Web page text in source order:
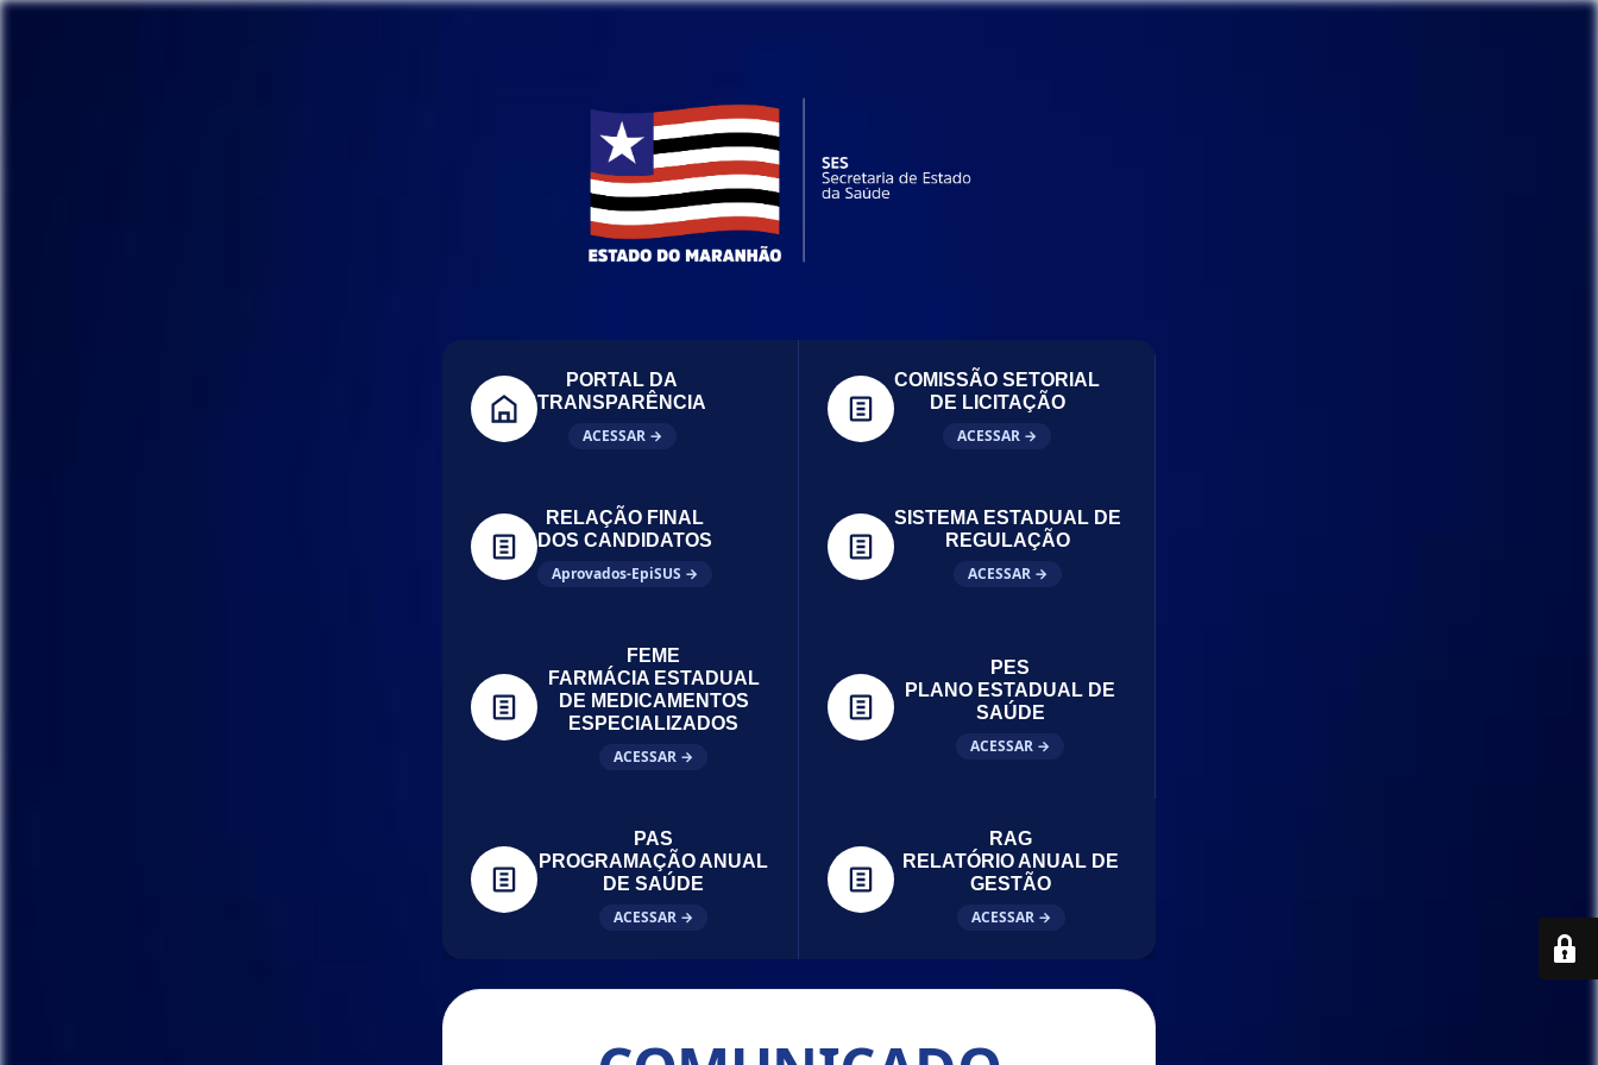
PORTAL DA
TRANSPARÊNCIA
ACESSAR →
COMISSÃO SETORIAL
DE LICITAÇÃO
ACESSAR →
RELAÇÃO FINAL
DOS CANDIDATOS
Aprovados-EpiSUS →
SISTEMA ESTADUAL DE
REGULAÇÃO
ACESSAR →
FEME
FARMÁCIA ESTADUAL
DE MEDICAMENTOS
ESPECIALIZADOS
ACESSAR →
PES
PLANO ESTADUAL DE
SAÚDE
ACESSAR →
PAS
PROGRAMAÇÃO ANUAL
DE SAÚDE
ACESSAR →
RAG
RELATÓRIO ANUAL DE
GESTÃO
ACESSAR →